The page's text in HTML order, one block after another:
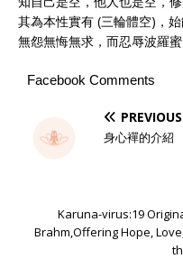
其為本性實有 (三輪體空)，
無怨無悔無求，而忍辱波羅
Facebook Comments
PREVIOUS
身心襌的介紹
Karuna-virus:19
Brahm,Offering Hope,